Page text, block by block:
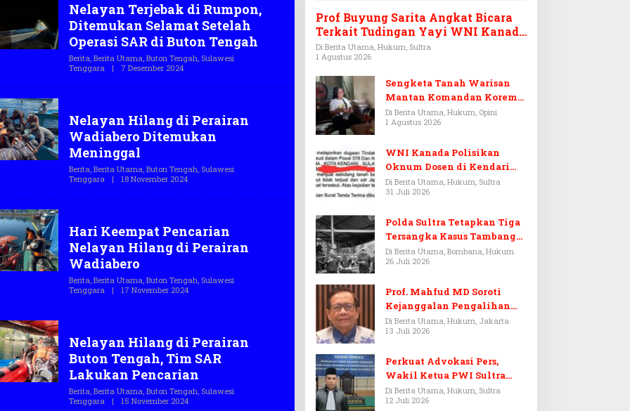
Nelayan Terjebak di Rumpon,
Ditemukan Selamat Setelah
Operasi SAR di Buton Tengah
Berita, Berita Utama, Buton Tengah, Sulawesi
Tenggara
| 7 Desember 2024O
E
E
G
A
C
O
Nelayan Hilang di Perairan
Wadiabero Ditemukan
Meninggal
Berita, Berita Utama, Buton Tengah, Sulawesi
Tenggara
| 18 November 2024O
E
E
G
A
C
O
Hari Keempat Pencarian
Nelayan Hilang di Perairan
Wadiabero
Berita, Berita Utama, Buton Tengah, Sulawesi
Tenggara
| 17 November 2024O
E
G
A
.
C
Nelayan Hilang di Perairan
Buton Tengah, Tim SAR
Lakukan Pencarian
Berita, Berita Utama, Buton Tengah, Sulawesi
Tenggara
| 15 November 2024O
Prof Buyung Sarita Angkat Bicara
Terkait Tudingan Yayi WNI Kanada
Ditagih Utang Rp3,6 Miliar
Di Berita Utama, Hukum, Sultra
1 Agustus 2026
Sengketa Tanah Warisan
Mantan Komandan Korem
143/HO, Ketika Warisan
Menjadi Arena Pemerasan
Di Berita Utama, Hukum, Opini
1 Agustus 2026
WNI Kanada Polisikan
Oknum Dosen di Kendari
Terkait Aset Puluhan Miliar
Di Berita Utama, Hukum, Sultra
31 Juli 2026
Polda Sultra Tetapkan Tiga
Tersangka Kasus Tambang
Emas Ilegal di Bombana
Di Berita Utama, Bombana, Hukum
26 Juli 2026
Prof. Mahfud MD Soroti
Kejanggalan Pengalihan
Penyelidikan Tersangka
Febrie Adriansyah
Di Berita Utama, Hukum, Jakarta
13 Juli 2026
Perkuat Advokasi Pers,
Wakil Ketua PWI Sultra
Resmi Dilantik Menjadi
Advokat PERADI
Di Berita Utama, Hukum, Sultra
12 Juli 2026